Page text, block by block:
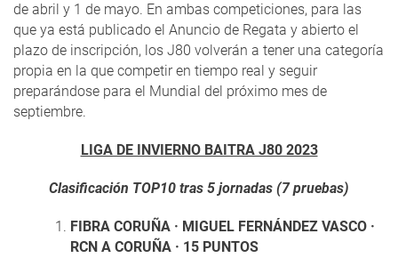
de abril y 1 de mayo. En ambas competiciones, para las
que ya está publicado el Anuncio de Regata y abierto el
plazo de inscripción, los J80 volverán a tener una categoría
propia en la que competir en tiempo real y seguir
preparándose para el Mundial del próximo mes de
septiembre.
LIGA DE INVIERNO BAITRA J80 2023
Clasificación TOP10 tras 5 jornadas (7 pruebas)
FIBRA CORUÑA · MIGUEL FERNÁNDEZ VASCO ·
RCN A CORUÑA · 15 PUNTOS